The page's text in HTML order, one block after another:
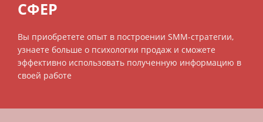
СФЕР
Вы приобретете опыт в построении SMM-стратегии,
узнаете больше о психологии продаж и сможете
эффективно использовать полученную информацию в
своей работе